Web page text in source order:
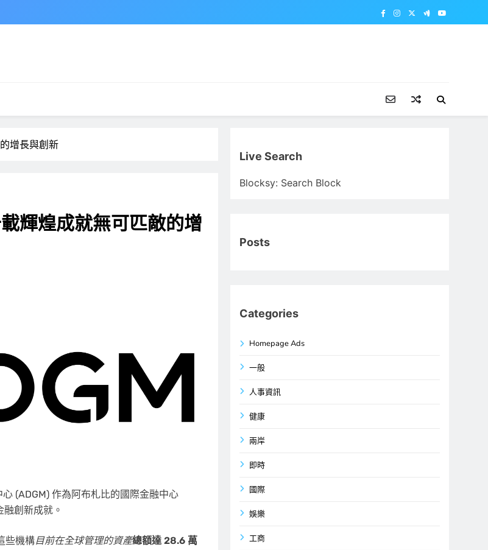
增長與創新
輝煌成就無可匹敵的增
(ADGM) 作為阿布札比的國際金融中心
創新成就。
些機構目前在全球管理的資產總額達 28.6 萬
Live Search
Blocksy: Search Block
Posts
Categories
Homepage Ads
一般
人事資訊
健康
兩岸
即時
國際
娛樂
工商